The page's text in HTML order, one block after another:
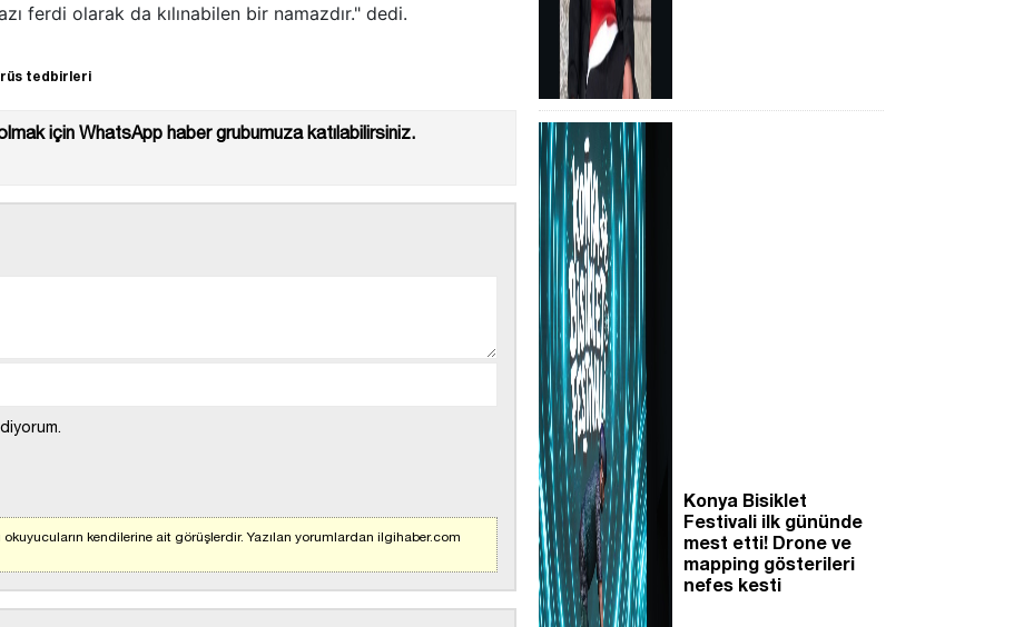
ferdi olarak da kılınabilen bir namazdır." dedi.
tedbirleri
için WhatsApp haber grubumuza katılabilirsiniz.
kendilerine ait görüşlerdir. Yazılan yorumlardan ilgihaber.com
Konya Bisiklet
Festivali ilk gününde
mest etti! Drone ve
mapping gösterileri
nefes kesti